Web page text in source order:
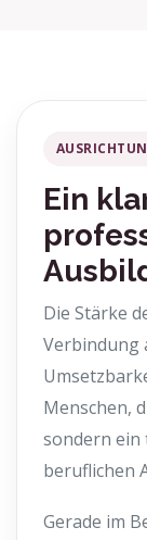
Ein
Die Stärke
Verbindung
Menschen,
sondern ein
beruflichen
Gerade im